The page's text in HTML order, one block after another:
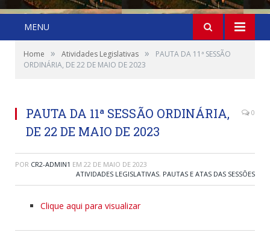
MENU
Home » Atividades Legislativas »
PAUTA DA 11ª SESSÃO
ORDINÁRIA, DE 22 DE MAIO DE 2023
PAUTA DA 11ª SESSÃO ORDINÁRIA,
DE 22 DE MAIO DE 2023
0
POR CR2-ADMIN1 EM 22 DE MAIO DE 2023
ATIVIDADES LEGISLATIVAS, PAUTAS E ATAS DAS SESSÕES
Clique aqui para visualizar